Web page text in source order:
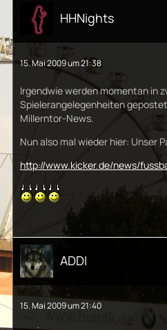
HHNights
15. Mai 2009 um 21:38
Irgendwie werden momentan in
Spielerangelegenheiten
Millerntor-News.
Nun also mal wieder hier: Unser
http://www.kicker.de/news/
ADDI
15. Mai 2009 um 21:40